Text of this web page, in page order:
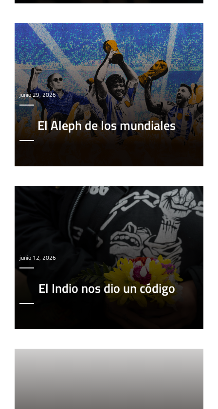
junio 29, 2026
El Aleph de los mundiales
junio 12, 2026
El Indio nos dio un código